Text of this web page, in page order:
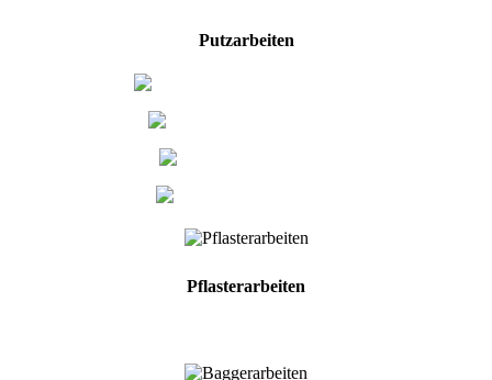
Putzarbeiten
Pflasterarbeiten